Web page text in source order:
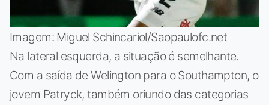
Imagem: Miguel Schincariol/Saopaulofc.net
Na lateral esquerda, a situação é semelhante.
Com a saída de Welington para o Southampton, o
jovem Patryck, também oriundo das categorias